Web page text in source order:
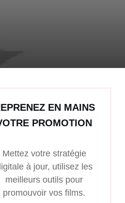
EN MAINS
PROMOTION
Mettez votre stratégie
à jour, utilisez les
meilleurs outils pour
promouvoir vos films.